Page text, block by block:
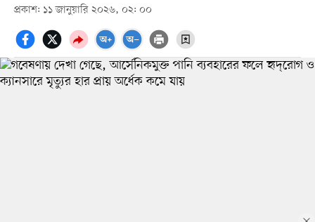
প্রকাশ: ১১ জানুয়ারি ২০২৬, ০২: ০০